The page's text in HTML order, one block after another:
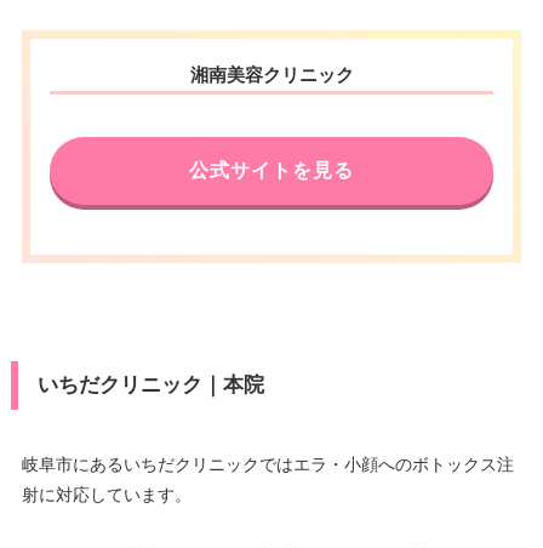
湘南美容クリニック
公式サイトを見る
いちだクリニック｜本院
岐阜市にあるいちだクリニックではエラ・小顔へのボトックス注
射に対応しています。